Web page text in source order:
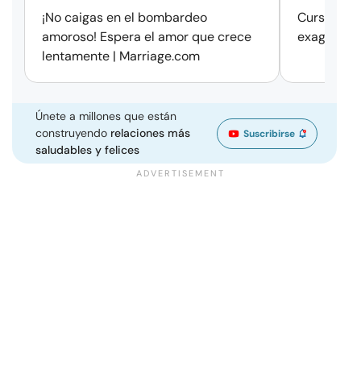
¡No caigas en el bombardeo
amoroso! Espera el amor que crece
lentamente | Marriage.com
Cursos
Únete a millones que están
construyendo relaciones más
saludables y felices
Suscribirse